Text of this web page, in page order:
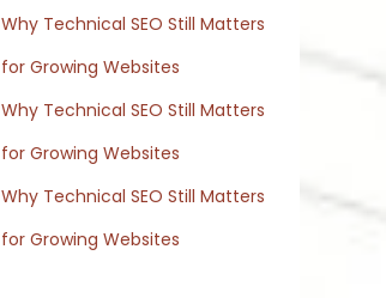
Why Technical SEO Still Matters
for Growing Websites
Why Technical SEO Still Matters
for Growing Websites
Why Technical SEO Still Matters
for Growing Websites